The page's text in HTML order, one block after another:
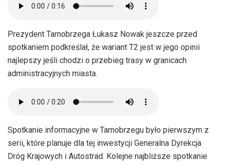
Prezydent Tarnobrzega Łukasz Nowak jeszcze przed
spotkaniem podkreślał, że wariant T2 jest w jego opinii
najlepszy jeśli chodzi o przebieg trasy w granicach
administracyjnych miasta.
Spotkanie informacyjne w Tarnobrzegu było pierwszym z
serii, które planuje dla tej inwestycji Generalna Dyrekcja
Dróg Krajowych i Autostrad. Kolejne najbliższe spotkanie